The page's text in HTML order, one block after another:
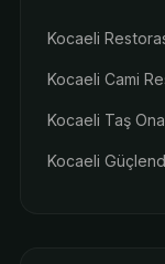
Kocaeli
Kocaeli Cami
Kocaeli Taş
Kocaeli